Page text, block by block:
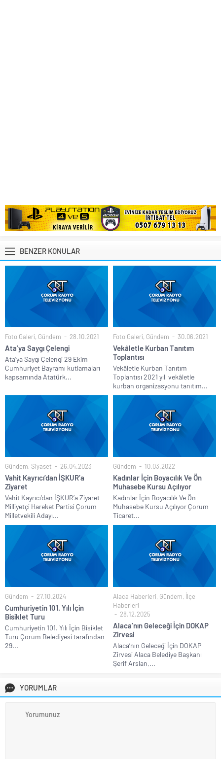
BENZER KONULAR
Foto Galeri, Gündem 28.10.2021
Ata’ya Saygı Çelengi
Ata’ya Saygı Çelengi 29 Ekim
Cumhuriyet Bayramı kutlamaları
kapsamında Atatürk...
Foto Galeri, Gündem 30.06.2021
Vekâletle Kurban Tanıtım
Toplantısı
Vekâletle Kurban Tanıtım
Toplantısı 2021 yılı vekâletle
kurban organizasyonu tanıtım...
Gündem, Siyaset 26.04.2023
Vahit Kayrıcı’dan İŞKUR’a
Ziyaret
Vahit Kayrıcı’dan İŞKUR’a Ziyaret
Milliyetçi Hareket Partisi Çorum
Milletvekili Adayı...
Gündem 10.03.2022
Kadınlar İçin Boyacılık Ve Ön
Muhasebe Kursu Açılıyor
Kadınlar İçin Boyacılık Ve Ön
Muhasebe Kursu Açılıyor Çorum
Ticaret...
Gündem 27.10.2024
Cumhuriyetin 101. Yılı İçin
Bisiklet Turu
Cumhuriyetin 101. Yılı İçin Bisiklet
Turu Çorum Belediyesi tarafından
29...
Alaca Haberleri, Gündem, İlçe
Haberleri
28.12.2025
Alaca’nın Geleceği İçin DOKAP
Zirvesi
Alaca’nın Geleceği İçin DOKAP
Zirvesi Alaca Belediye Başkanı
Şerif Arslan,...
YORUMLAR